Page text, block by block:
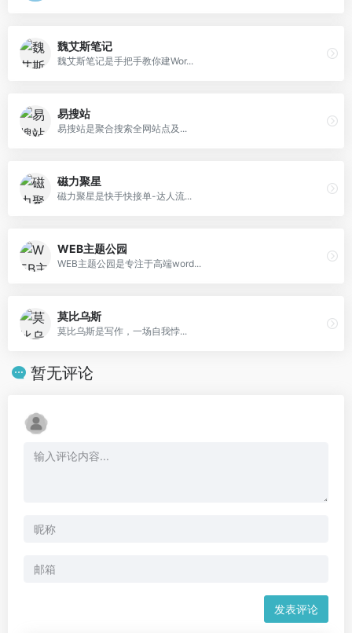
魏艾斯笔记
魏艾斯笔记是手把手教你建Wor...
易搜站
易搜站是聚合搜索全网站点及...
磁力聚星
磁力聚星是快手快接单-达人流...
WEB主题公园
WEB主题公园是专注于高端word...
莫比乌斯
莫比乌斯是写作，一场自我悖...
暂无评论
发表评论